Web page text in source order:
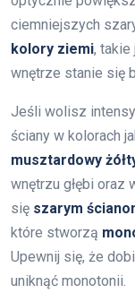
ciemniejszych
kolory ziemi, takie
wnętrze stanie się
Jeśli wolisz
ściany w kolorach
musztardowy
wnętrzu głębi
się szarym
które stworzą
Upewnij się, że
uniknąć monotonii.